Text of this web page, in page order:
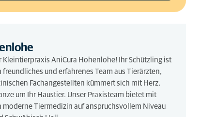
AniCura Hohenlohe! Ihr Schützling ist
und erfahrenes Team aus Tierärzten,
Fachangestellten kümmert sich mit Herz,
um Ihr Haustier. Unser Praxisteam bietet mit
moderne Tiermedizin auf anspruchsvollem Niveau